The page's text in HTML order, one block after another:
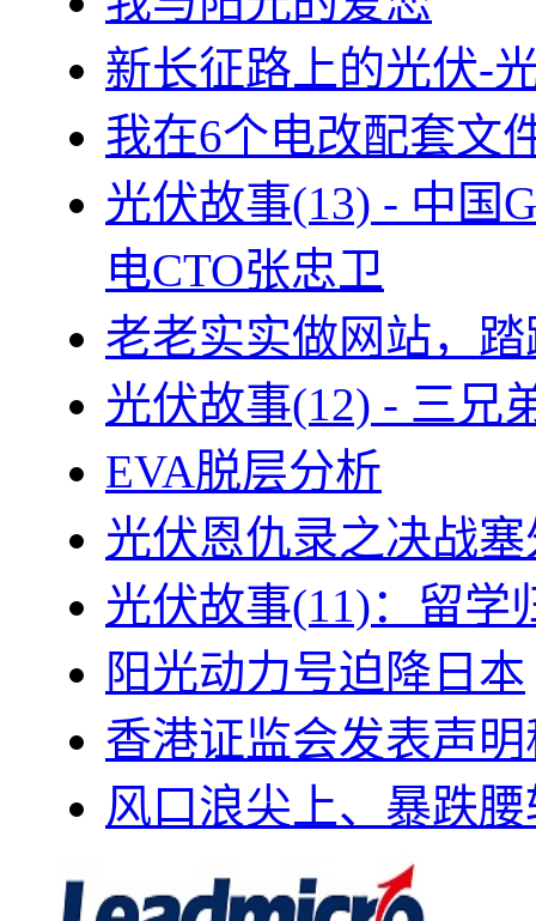
新长征路上的光伏-
我在6个电改配套文
光伏故事(13) - 中国
电CTO张忠卫
老老实实做网站，
光伏故事(12) - 三兄
EVA脱层分析
光伏恩仇录之决战
光伏故事(11)：留学
阳光动力号迫降日本
香港证监会发表声
风口浪尖上、暴跌